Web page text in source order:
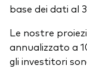
base dei dati al
Le nostre
annualizzato a
gli investitori